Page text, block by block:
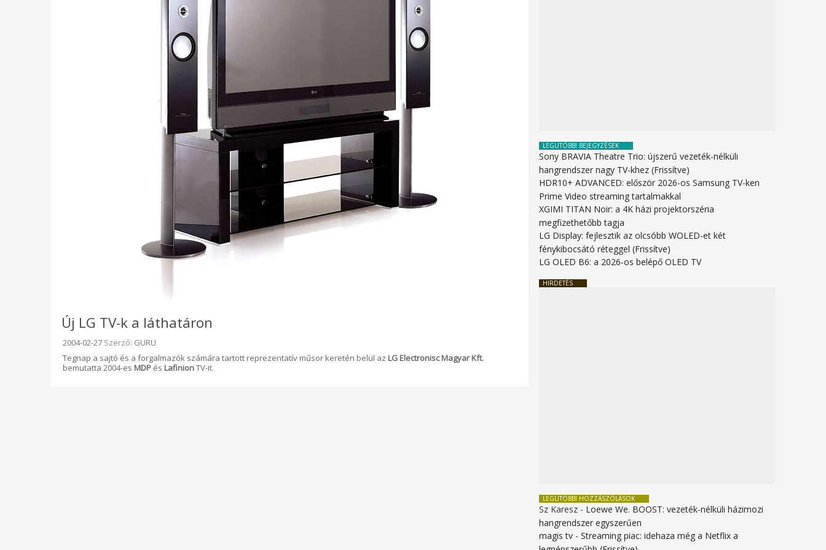
Új LG TV-k a láthatáron
Beküldve:
2004-02-27 Szerző: GURU
Tegnap a sajtó és a forgalmazók számára tartott reprezentatív műsor keretén belül az LG Electronisc Magyar Kft.
bemutatta 2004-es MDP és LafinionTV-it.
LEGUTÓBBI BEJEGYZÉSEK
Sony BRAVIA Theatre Trio: újszerű vezeték-nélküli
hangrendszer nagy TV-khez (Frissítve)
HDR10+ ADVANCED: először 2026-os Samsung TV-ken
Prime Video streaming tartalmakkal
XGIMI TITAN Noir: a 4K házi projektorszéria
megfizethetőbb tagja
LG Display: fejlesztik az olcsóbb WOLED-et két
fénykibocsátó réteggel (Frissítve)
LG OLED B6: a 2026-os belépő OLED TV
HIRDETÉS
LEGUTÓBBI HOZZÁSZÓLÁSOK
Sz Karesz - Loewe We. BOOST: vezeték-nélküli házimozi
hangrendszer egyszerűen
magis tv -Streaming piac: idehaza még a Netflix a